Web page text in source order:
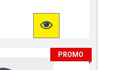
PROMO